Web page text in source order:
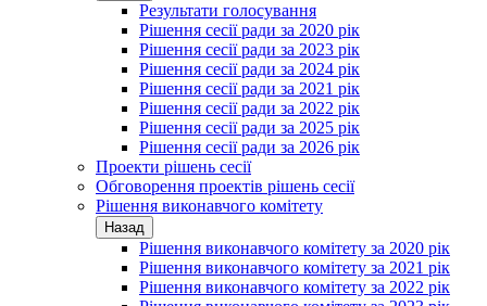
Результати голосування
Рішення сесії ради за 2020 рік
Рішення сесії ради за 2023 рік
Рішення сесії ради за 2024 рік
Рішення сесії ради за 2021 рік
Рішення сесії ради за 2022 рік
Рішення сесії ради за 2025 рік
Рішення сесії ради за 2026 рік
Проекти рішень сесії
Обговорення проектів рішень сесії
Рішення виконавчого комітету
Назад
Рішення виконавчого комітету за 2020 рік
Рішення виконавчого комітету за 2021 рік
Рішення виконавчого комітету за 2022 рік